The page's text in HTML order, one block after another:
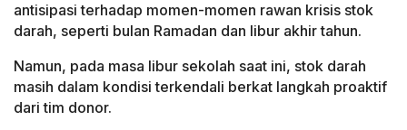
antisipasi terhadap momen-momen rawan krisis stok
darah, seperti bulan Ramadan dan libur akhir tahun.
Namun, pada masa libur sekolah saat ini, stok darah
masih dalam kondisi terkendali berkat langkah proaktif
dari tim donor.